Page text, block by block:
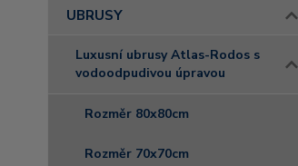
UBRUSY
Luxusní ubrusy Atlas-Rodos s
vodoodpudivou úpravou
Rozměr 80x80cm
Rozměr 70x70cm